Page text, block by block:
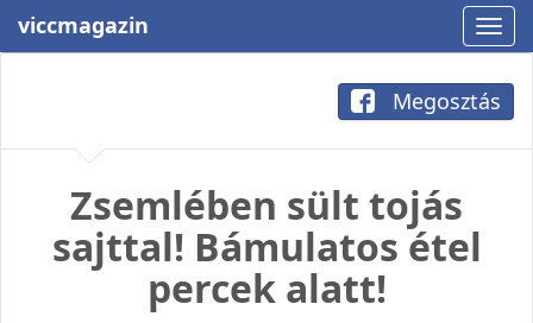
viccmagazin
Megosztás
Zsemlében sült tojás
sajttal! Bámulatos étel
percek alatt!